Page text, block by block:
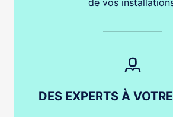
DES EXPERTS À